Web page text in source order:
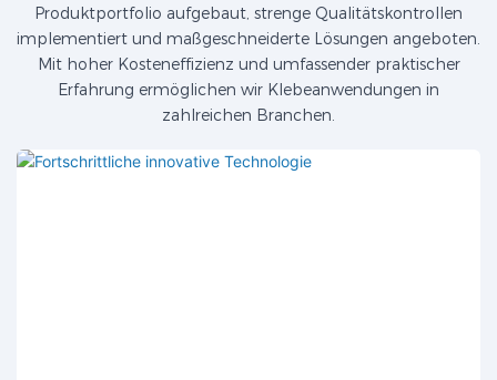
Produktportfolio aufgebaut, strenge Qualitätskontrollen
implementiert und maßgeschneiderte Lösungen angeboten.
Mit hoher Kosteneffizienz und umfassender praktischer
Erfahrung ermöglichen wir Klebeanwendungen in
zahlreichen Branchen.